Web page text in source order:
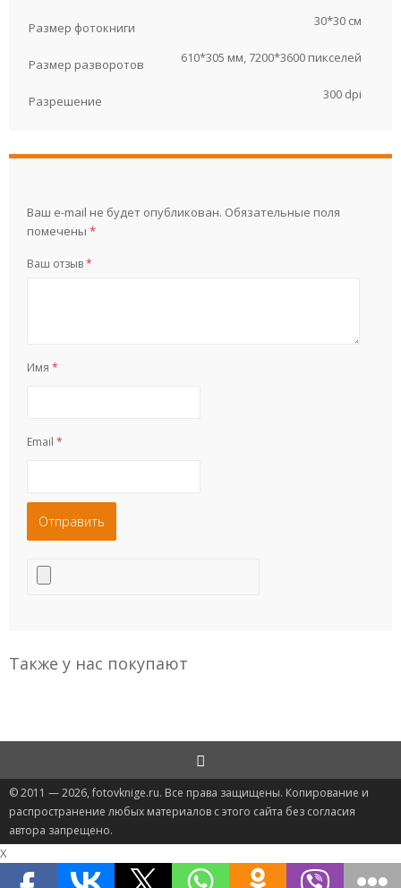
Размер фотокниги 30*30 см
Размер разворотов 610*305 мм, 7200*3600 пикселей
Разрешение 300 dpi
Ваш e-mail не будет опубликован. Обязательные поля
помечены *
Ваш отзыв*
Имя *
Email *
Также у нас покупают
© 2011 — 2026, fotovknige.ru. Все права защищены. Копирование и
распространение любых материалов с этого сайта без согласия
автора запрещено.
X